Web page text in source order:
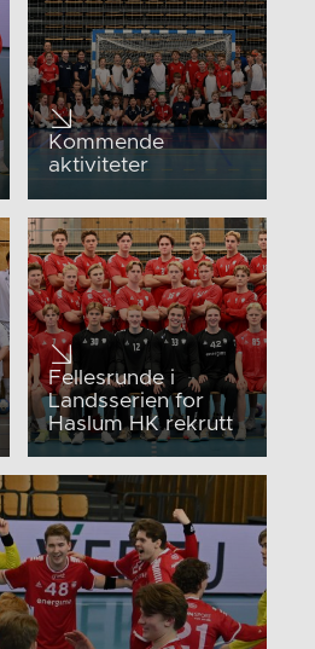
Kommende
aktiviteter
Fellesrunde i
Landsserien for
Haslum HK rekrutt